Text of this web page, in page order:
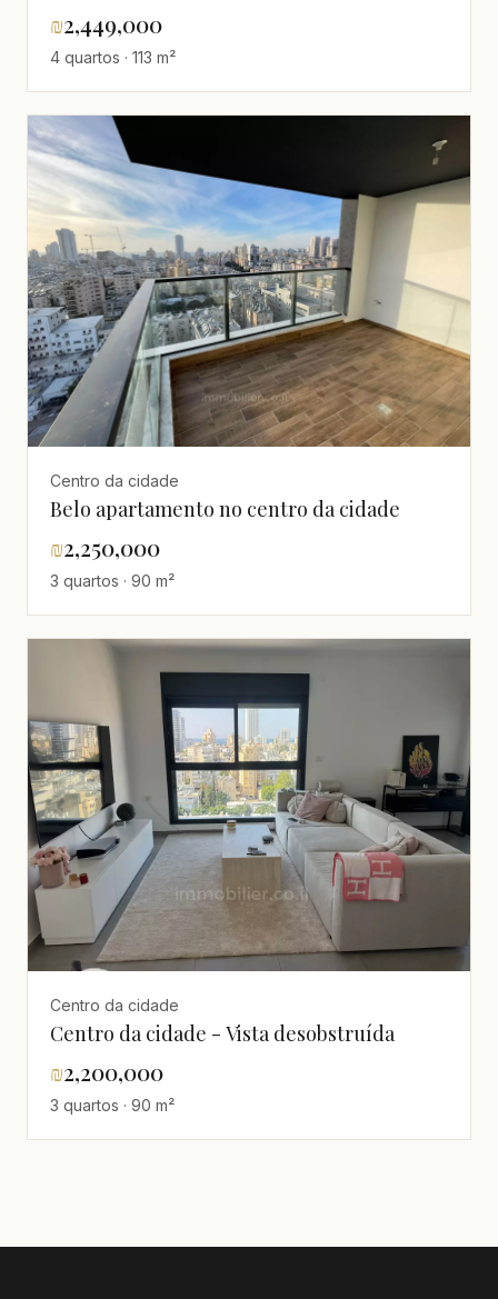
₪2,449,000
4 quartos · 113 m²
Centro da cidade
Belo apartamento no centro da cidade
₪2,250,000
3 quartos · 90 m²
Centro da cidade
Centro da cidade - Vista desobstruída
₪2,200,000
3 quartos · 90 m²